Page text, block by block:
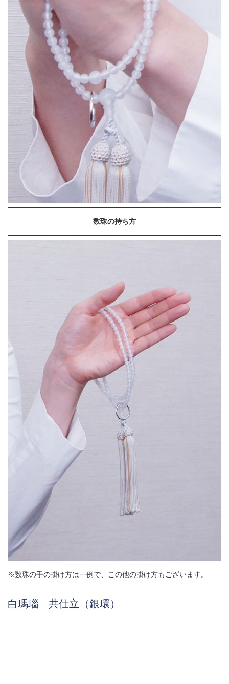
数珠の持ち方
※数珠の手の掛け方は一例で、この他の掛け方もございます。
白瑪瑙 共仕立（銀環）